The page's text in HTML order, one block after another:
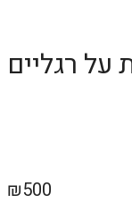
על רגליים
₪500